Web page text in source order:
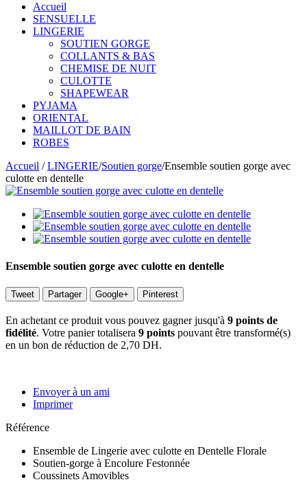
Accueil
SENSUELLE
LINGERIE
SOUTIEN GORGE
COLLANTS & BAS
CHEMISE DE NUIT
CULOTTE
SHAPEWEAR
PYJAMA
ORIENTAL
MAILLOT DE BAIN
ROBES
Accueil / LINGERIE/Soutien gorge/Ensemble soutien gorge avec
culotte en dentelle
Ensemble soutien gorge avec culotte en dentelle
Tweet Partager Google+ Pinterest
En achetant ce produit vous pouvez gagner jusqu'à 9 points de
fidélité. Votre panier totalisera 9 points pouvant être transformé(s)
en un bon de réduction de 2,70 DH.
Envoyer à un ami
Imprimer
Référence
Ensemble de Lingerie avec culotte en Dentelle Florale
Soutien-gorge à Encolure Festonnée
Coussinets Amovibles